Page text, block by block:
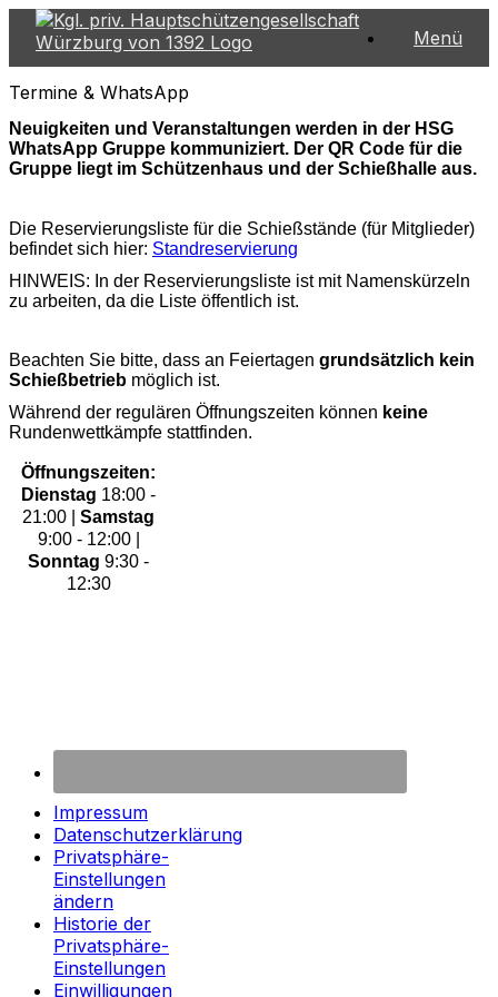
Zum
Inhalt
springen
Menü
Termine & WhatsApp
Neuigkeiten und Veranstaltungen werden in der HSG
WhatsApp Gruppe kommuniziert. Der QR Code für die
Gruppe liegt im Schützenhaus und der Schießhalle aus.
Die Reservierungsliste für die Schießstände (für Mitglieder)
befindet sich hier: Standreservierung
HINWEIS: In der Reservierungsliste ist mit Namenskürzeln
zu arbeiten, da die Liste öffentlich ist.
Beachten Sie bitte, dass an Feiertagen grundsätzlich kein
Schießbetrieb möglich ist.
Während der regulären Öffnungszeiten können keine
Rundenwettkämpfe stattfinden.
Öffnungszeiten:
Dienstag 18:00 -
21:00 |Samstag
9:00 - 12:00 |
Sonntag 9:30 -
12:30
Impressum
Datenschutzerklärung
Privatsphäre-
Einstellungen
ändern
Historie der
Privatsphäre-
Einstellungen
Einwilligungen